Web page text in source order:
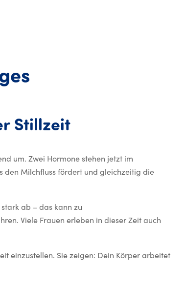
Dein Körper
StillzeitHormonelle
um. Zwei Hormone stehen jetzt im
Milchfluss fördert und gleichzeitig die
ab – das kann zu
Viele Frauen erleben in dieser Zeit auch
einzustellen. Sie zeigen: Dein Körper arbeitet